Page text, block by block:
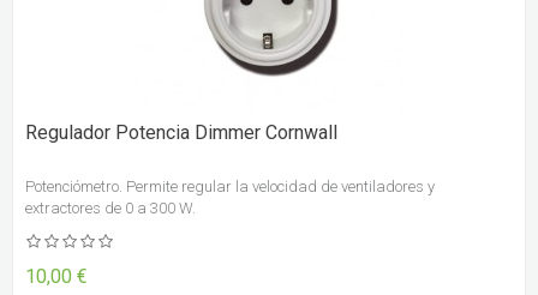
Regulador Potencia Dimmer Cornwall
Potenciómetro. Permite regular la velocidad de ventiladores y
extractores de 0 a 300 W.
10,00 €